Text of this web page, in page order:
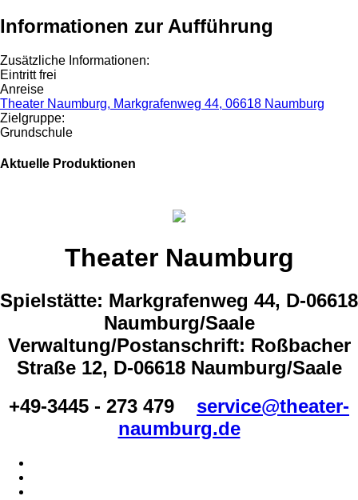
Informationen zur Aufführung
Zusätzliche Informationen:
Eintritt frei
Anreise
Theater Naumburg, Markgrafenweg 44, 06618 Naumburg
Zielgruppe:
Grundschule
Aktuelle Produktionen
Theater Naumburg
Spielstätte: Markgrafenweg 44, D-06618
Naumburg/Saale
Verwaltung/Postanschrift: Roßbacher
Straße 12, D-06618 Naumburg/Saale
+49-3445 - 273 479
service@theater-
naumburg.de